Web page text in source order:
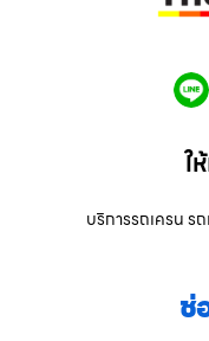
ใ
บริการรถเครน ร
ช่